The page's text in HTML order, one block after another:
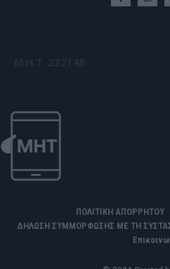
Μ.Η.Τ. 232148
ΠΟΛΙΤΙΚΗ ΑΠΟΡΡΗΤΟΥ
ΔΗΛΩΣΗ ΣΥΜΜΟΡΦΩΣΗΣ ΜΕ ΤΗ